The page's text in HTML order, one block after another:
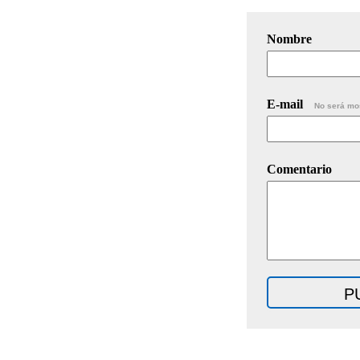
Nombre
E-mail No será
Comentario